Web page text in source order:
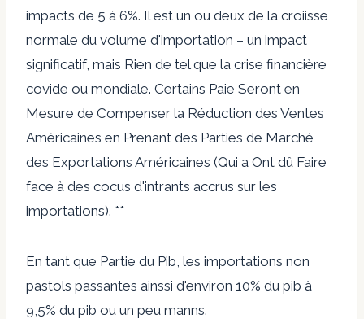
impacts de 5 à 6%. Il est un ou deux de la croiisse
normale du volume d'importation – un impact
significatif, mais Rien de tel que la crise financière
covide ou mondiale. Certains Paie Seront en
Mesure de Compenser la Réduction des Ventes
Américaines en Prenant des Parties de Marché
des Exportations Américaines (Qui a Ont dû Faire
face à des cocus d'intrants accrus sur les
importations). **
En tant que Partie du Pib, les importations non
pastols passantes ainssi d'environ 10% du pib à
9,5% du pib ou un peu manns.